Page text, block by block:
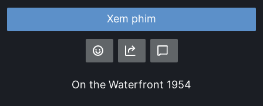
Xem phim
On the Waterfront 1954